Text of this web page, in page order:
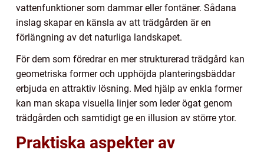
vattenfunktioner som dammar eller fontäner. Sådana
inslag skapar en känsla av att trädgården är en
förlängning av det naturliga landskapet.
För dem som föredrar en mer strukturerad trädgård kan
geometriska former och upphöjda planteringsbäddar
erbjuda en attraktiv lösning. Med hjälp av enkla former
kan man skapa visuella linjer som leder ögat genom
trädgården och samtidigt ge en illusion av större ytor.
Praktiska aspekter av